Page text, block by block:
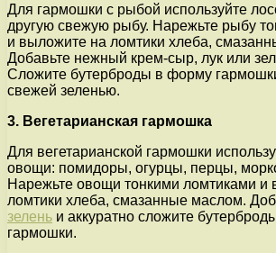
Для гармошки с рыбой используйте
другую свежую рыбу. Нарежьте рыбу
и выложите на ломтики хлеба,
Добавьте нежный крем-сыр, лук или
Сложите бутерброды в форму
свежей зеленью.
3. Вегетарианская гармошка
Для вегетарианской гармошки
овощи: помидоры, огурцы, перцы,
Нарежьте овощи тонкими ломтиками и
ломтики хлеба, смазанные маслом.
зелень и аккуратно сложите
гармошки.